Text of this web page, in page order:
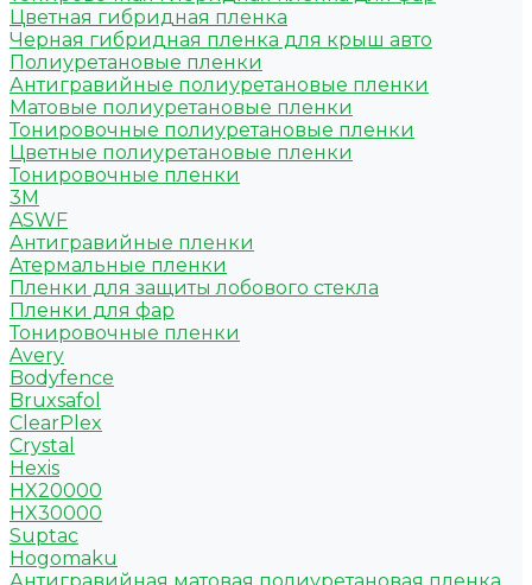
Цветная гибридная пленка
Черная гибридная пленка для крыш авто
Полиуретановые пленки
Антигравийные полиуретановые пленки
Матовые полиуретановые пленки
Тонировочные полиуретановые пленки
Цветные полиуретановые пленки
Тонировочные пленки
3M
ASWF
Антигравийные пленки
Атермальные пленки
Пленки для защиты лобового стекла
Пленки для фар
Тонировочные пленки
Avery
Bodyfence
Bruxsafol
ClearPlex
Crystal
Hexis
HX20000
HX30000
Suptac
Hogomaku